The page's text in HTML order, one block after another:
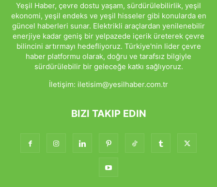
Yeşil Haber, çevre dostu yaşam, sürdürülebilirlik, yeşil
ekonomi, yeşil endeks ve yeşil hisseler gibi konularda en
güncel haberleri sunar. Elektrikli araçlardan yenilenebilir
enerjiye kadar geniş bir yelpazede içerik üreterek çevre
bilincini artırmayı hedefliyoruz. Türkiye'nin lider çevre
haber platformu olarak, doğru ve tarafsız bilgiyle
sürdürülebilir bir geleceğe katkı sağlıyoruz.
İletişim: iletisim@yesilhaber.com.tr
BIZI TAKIP EDIN